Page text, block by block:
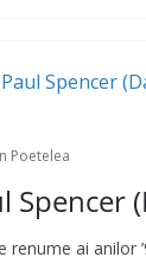
Poetelea
Spencer
renume ai anilor